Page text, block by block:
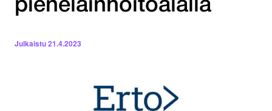
pieneläinhoitoalalla
Julkaistu21.4.2023